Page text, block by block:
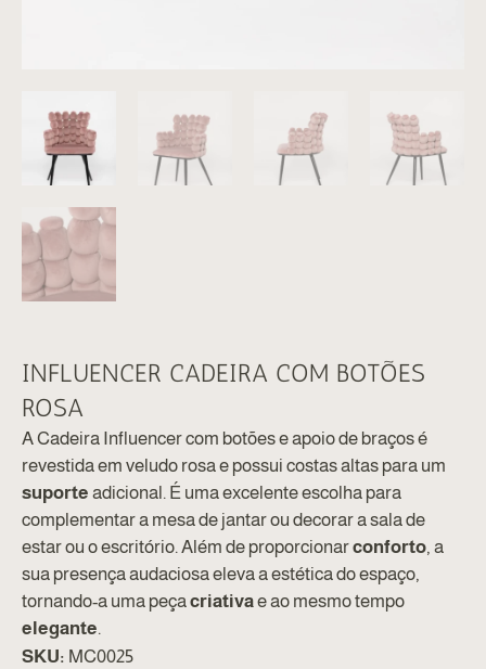
INFLUENCER CADEIRA COM BOTÕES
ROSA
A Cadeira Influencer com botões e apoio de braços é
revestida em veludo rosa e possui costas altas para um
suporte adicional. É uma excelente escolha para
complementar a mesa de jantar ou decorar a sala de
estar ou o escritório. Além de proporcionarconforto, a
sua presença audaciosa eleva a estética do espaço,
tornando-a uma peçacriativae ao mesmo tempo
elegante.
SKU: MC0025